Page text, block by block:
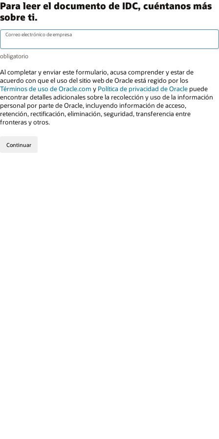
Para leer el documento de IDC, cuéntanos más
sobre ti.
Correo electrónico de empresa
Al completar y enviar este formulario, acusa comprender y estar de
acuerdo con que el uso del sitio web de Oracle está regido por los
Términos de uso de Oracle.com y Política de privacidad de Oracle puede
encontrar detalles adicionales sobre la recolección y uso de la información
personal por parte de Oracle, incluyendo información de acceso,
retención, rectificación, eliminación, seguridad, transferencia entre
fronteras y otros.
Continuar